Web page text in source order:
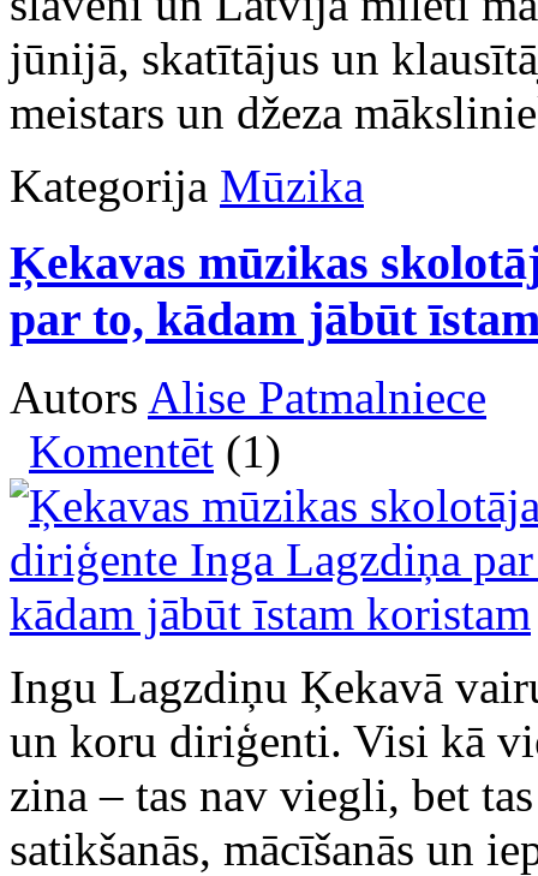
jūnijā, skatītājus un
meistars un džeza
Kategorija Mūzika
Ķekavas mūzikas
par to, kādam jābūt
Autors Alise Patmalniece
Komentēt (1)
Ingu Lagzdiņu Ķekavā
un koru diriģenti. Visi kā
zina – tas nav viegli, bet
satikšanās, mācīšanās un